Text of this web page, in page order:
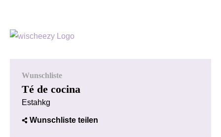
Wunschliste
Té de cocina
Estahkg
Wunschliste teilen